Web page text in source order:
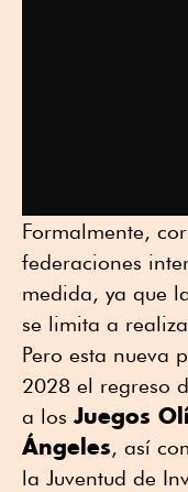
Formalmente,
federaciones
medida, ya que
se limita a
Pero esta nueva
2028 el regreso
a los Juegos
Ángeles, así
la Juventud de